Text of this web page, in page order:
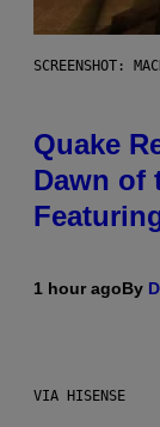
SCREENSHOT:
Quake
Dawn of
1 hour agoBy
VIA HISENSE